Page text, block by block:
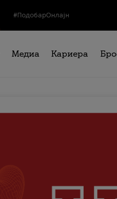
#ПодобарОнлајн
Медиа Кариера